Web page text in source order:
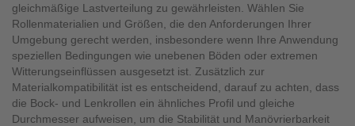
gleichmäßige Lastverteilung zu gewährleisten. Wählen Sie
Rollenmaterialien und Größen, die den Anforderungen Ihrer
Umgebung gerecht werden, insbesondere wenn Ihre Anwendung
speziellen Bedingungen wie unebenen Böden oder extremen
Witterungseinflüssen ausgesetzt ist. Zusätzlich zur
Materialkompatibilität ist es entscheidend, darauf zu achten, dass
die Bock- und Lenkrollen ein ähnliches Profil und gleiche
Durchmesser aufweisen, um die Stabilität und Manövrierbarkeit